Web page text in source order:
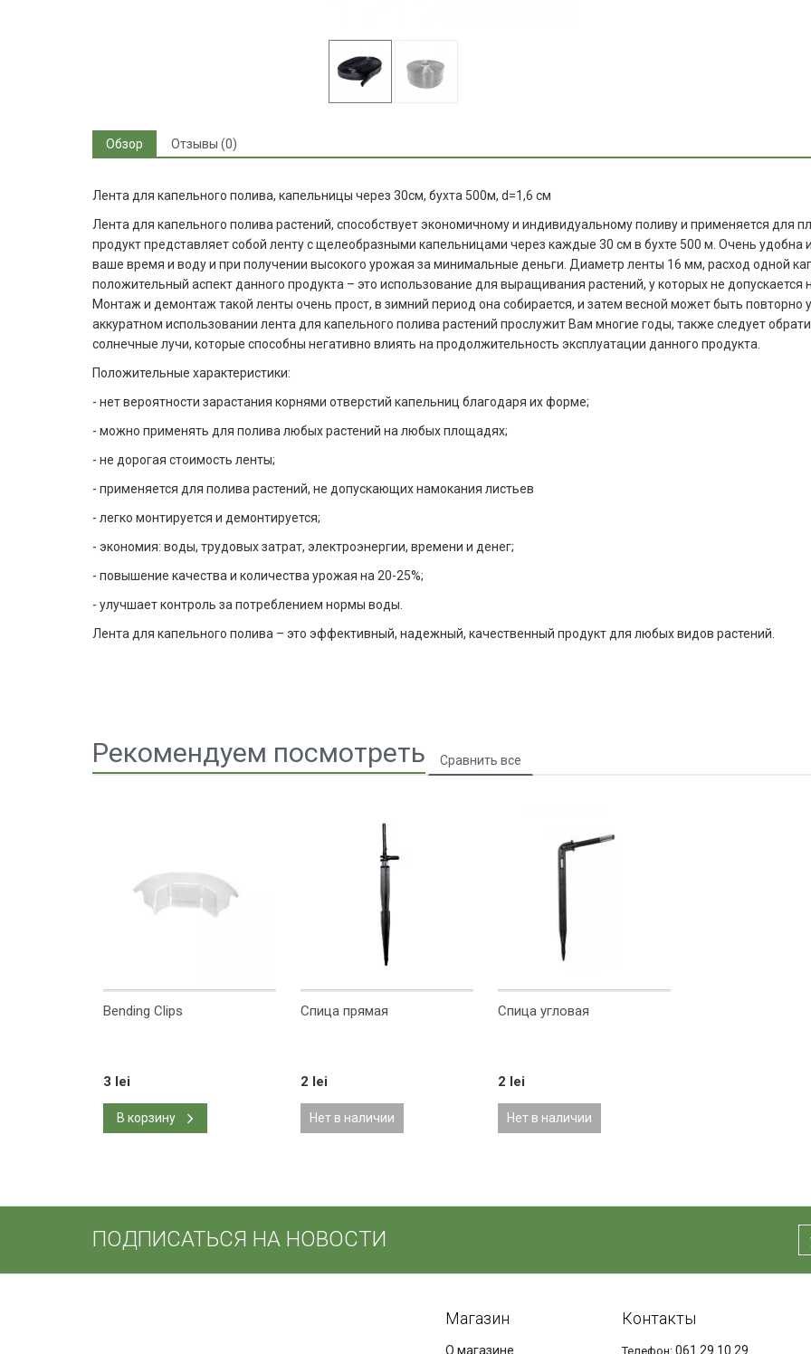
Обзор Отзывы (0)
Лента для капельного полива, капельницы через 30см, бухта 500м, d=1,6 см
Лента для капельного полива растений, способствует экономичному и индивидуальному поливу и применяется
продукт представляет собой ленту с щелеобразными капельницами через каждые 30 см в бухте 500 м. Очень удобна
ваше время и воду и при получении высокого урожая за минимальные деньги. Диаметр ленты 16 мм, расход одной
положительный аспект данного продукта – это использование для выращивания растений, у которых не допускается
Монтаж и демонтаж такой ленты очень прост, в зимний период она собирается, и затем весной может быть
аккуратном использовании лента для капельного полива растений прослужит Вам многие годы, также следует
солнечные лучи, которые способны негативно влиять на продолжительность эксплуатации данного продукта.
Положительные характеристики:
- нет вероятности зарастания корнями отверстий капельниц благодаря их форме;
- можно применять для полива любых растений на любых площадях;
- не дорогая стоимость ленты;
- применяется для полива растений, не допускающих намокания листьев
- легко монтируется и демонтируется;
- экономия: воды, трудовых затрат, электроэнергии, времени и денег;
- повышение качества и количества урожая на 20-25%;
- улучшает контроль за потреблением нормы воды.
Лента для капельного полива – это эффективный, надежный, качественный продукт для любых видов растений.
Рекомендуем посмотреть
Bending Clips
3 lei
В корзину
Спица прямая
2 lei
Нет в наличии
Спица угловая
2 lei
Нет в наличии
ПОДПИСАТЬСЯ НА НОВОСТИ
Магазин
О магазине
Контакты
Телефон: 061 29 10 29